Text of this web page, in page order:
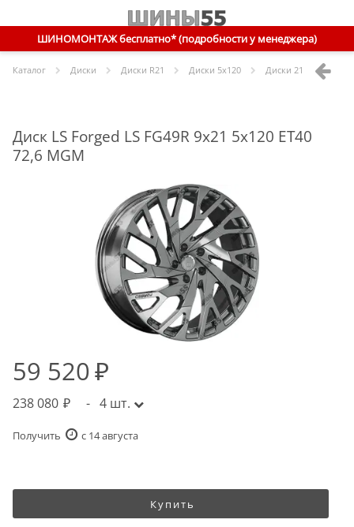
ШИНОМОНТАЖ бесплатно* (подробности у менеджера)
Каталог Диски Диски R21 Диски 5x120 Диски 21 5x120 ET40
Диск LS Forged LS FG49R 9x21 5x120 ET40
72,6 MGM
59 520
238 080 - 4 шт.
Получить c 14 августа
Купить